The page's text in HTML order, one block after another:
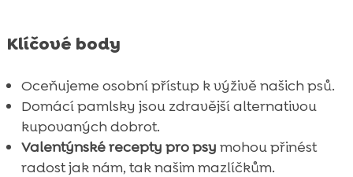



Sladké_jahodové_pamlsky
Klíčové body
Oceňujeme osobní přístup k výživě našich psů.
Domácí pamlsky jsou zdravější alternativou
kupovaných dobrot.
Valentýnské recepty pro psy mohou přinést
radost jak nám, tak našim mazlíčkům.